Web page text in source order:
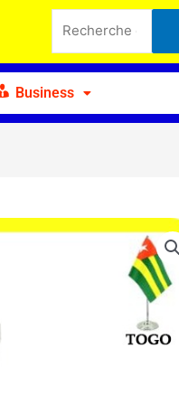
pour :
Business